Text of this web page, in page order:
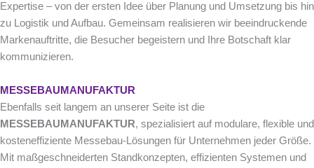
Expertise – von der ersten Idee über Planung und Umsetzung bis hin
zu Logistik und Aufbau. Gemeinsam realisieren wir beeindruckende
Markenauftritte, die Besucher begeistern und Ihre Botschaft klar
kommunizieren.
MESSEBAUMANUFAKTUR
Ebenfalls seit langem an unserer Seite ist die
MESSEBAUMANUFAKTUR, spezialisiert auf modulare, flexible und
kosteneffiziente Messebau-Lösungen für Unternehmen jeder Größe.
Mit maßgeschneiderten Standkonzepten, effizienten Systemen und